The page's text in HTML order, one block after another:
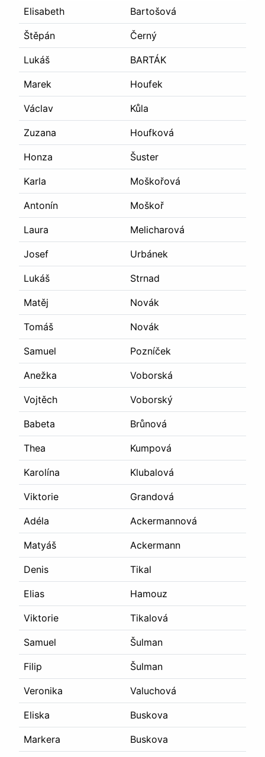
Elisabeth Bartošová
Štěpán Černý
Lukáš BARTÁK
Marek Houfek
Václav Kůla
Zuzana Houfková
Honza Šuster
Karla Moškořová
Antonín Moškoř
Laura Melicharová
Josef Urbánek
Lukáš Strnad
Matěj Novák
Tomáš Novák
Samuel Pozníček
Anežka Voborská
Vojtěch Voborský
Babeta Brůnová
Thea Kumpová
Karolína Klubalová
Viktorie Grandová
Adéla Ackermannová
Matyáš Ackermann
Denis Tikal
Elias Hamouz
Viktorie Tikalová
Samuel Šulman
Filip Šulman
Veronika Valuchová
Eliska Buskova
Markera Buskova